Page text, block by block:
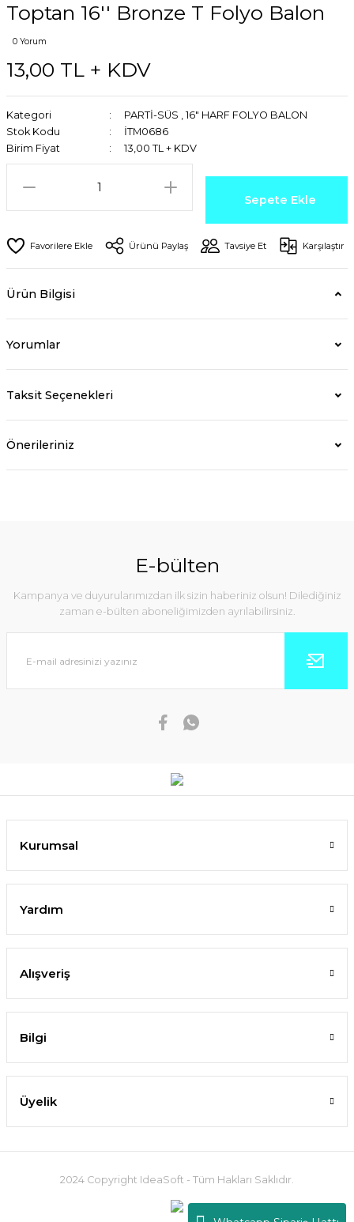
Toptan 16'' Bronze T Folyo Balon
0 Yorum
13,00 TL + KDV
Kategori PARTİ-SÜS , 16" HARF FOLYO BALON
Stok Kodu
İTM0686
Birim Fiyat
13,00 TL + KDV
Sepete Ekle
Ürünü Paylaş Tavsiye Et Karşılaştır
Ürün Bilgisi
Yorumlar
Taksit Seçenekleri
Önerileriniz
E-bülten
Kampanya ve duyurularımızdan ilk sizin haberiniz olsun! Dilediğiniz
zaman e-bülten aboneliğimizden ayrılabilirsiniz.
Kurumsal
Yardım
Alışveriş
Bilgi
Üyelik
2024 Copyright IdeaSoft - Tüm Hakları Saklıdır.